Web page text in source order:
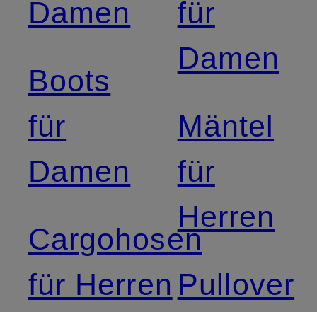
Damen
Boots
für
Damen
Cargohosen
für Herren
für
Damen
Mäntel
für
Herren
Pullover